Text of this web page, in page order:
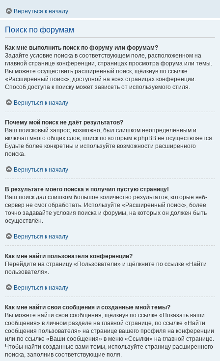
Вернуться к началу
Поиск по форумам
Как мне выполнить поиск по форуму или форумам?
Задайте условие поиска в соответствующем поле, расположенном на
главной странице конференции, страницах просмотра форума или темы.
Вы можете осуществить расширенный поиск, щёлкнув по ссылке
«Расширенный поиск», доступной на всех страницах конференции.
Способ доступа к поиску может зависеть от используемого стиля.
Вернуться к началу
Почему мой поиск не даёт результатов?
Ваш поисковый запрос, возможно, был слишком неопределённым и
включал много общих слов, поиск по которым в phpBB не осуществляется.
Будьте более конкретны и используйте возможности расширенного
поиска.
Вернуться к началу
В результате моего поиска я получил пустую страницу!
Ваш поиск дал слишком большое количество результатов, которые веб-
сервер не смог обработать. Используйте «Расширенный поиск», более
точно задавайте условия поиска и форумы, на которых он должен быть
осуществлён.
Вернуться к началу
Как мне найти пользователя конференции?
Перейдите на страницу «Пользователи» и щёлкните по ссылке «Найти
пользователя».
Вернуться к началу
Как мне найти свои сообщения и созданные мной темы?
Вы можете найти свои сообщения, щёлкнув по ссылке «Показать ваши
сообщения» в личном разделе на главной странице, по ссылке «Найти
сообщения пользователя» на странице вашего профиля на конференции
или по ссылке «Ваши сообщения» в меню «Ссылки» на главной странице.
Чтобы найти созданные вами темы, используйте страницу расширенного
поиска, заполнив соответствующие поля.